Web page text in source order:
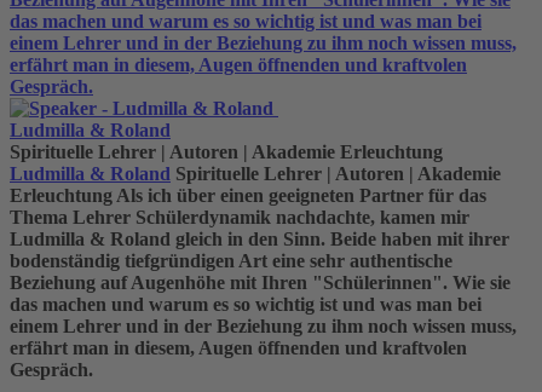
das machen und warum es so wichtig ist und was man bei
einem Lehrer und in der Beziehung zu ihm noch wissen muss,
erfährt man in diesem, Augen öffnenden und kraftvolen
Gespräch.
Ludmilla & Roland
Spirituelle Lehrer | Autoren | Akademie Erleuchtung
Ludmilla & Roland Spirituelle Lehrer | Autoren | Akademie
ErleuchtungAls ich über einen geeigneten Partner für das
Thema Lehrer Schülerdynamik nachdachte, kamen mir
Ludmilla & Roland gleich in den Sinn. Beide haben mit ihrer
bodenständig tiefgründigen Art eine sehr authentische
Beziehung auf Augenhöhe mit Ihren "Schülerinnen". Wie sie
das machen und warum es so wichtig ist und was man bei
einem Lehrer und in der Beziehung zu ihm noch wissen muss,
erfährt man in diesem, Augen öffnenden und kraftvolen
Gespräch.